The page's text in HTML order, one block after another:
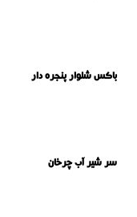
باکس شلوار پنجره دار
سر شیر آب چرخان